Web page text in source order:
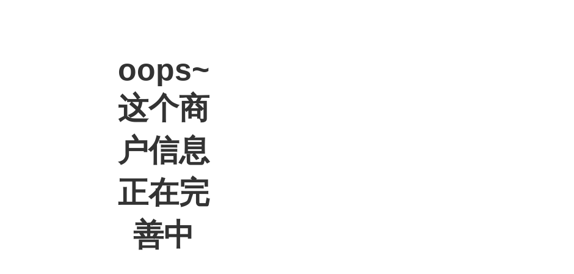
oops~
这个商
户信息
正在完
善中